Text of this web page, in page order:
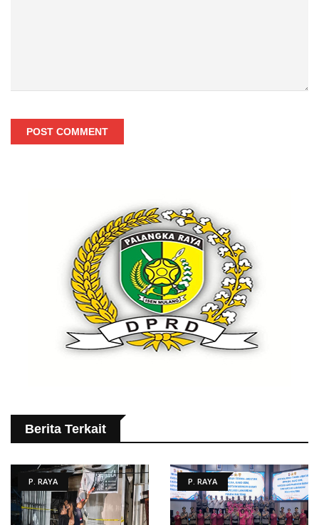
POST COMMENT
Berita Terkait
P. RAYA P. RAYA